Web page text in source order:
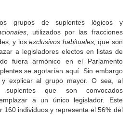
grupos de suplentes lógicos y
, utilizados por las fracciones
y losexclusivos habituales, que son
a legisladores electos en listas de
fuera armónico en el Parlamento
se agotarían aquí. Sin embargo
explicar al grupo mayor. O sea, al
que son convocados
a un único legislador. Este
160 individuos y representa el 56% del